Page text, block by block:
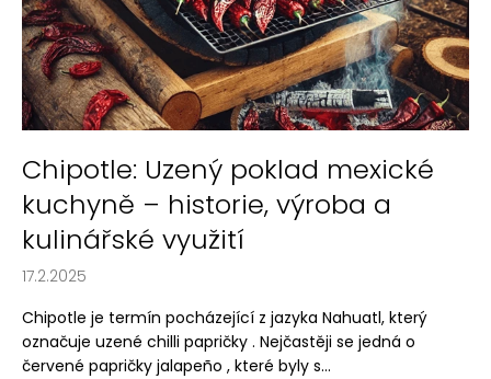
Chipotle: Uzený poklad mexické
kuchyně – historie, výroba a
kulinářské využití
17.2.2025
Chipotle je termín pocházející z jazyka Nahuatl, který
označuje uzené chilli papričky . Nejčastěji se jedná o
červené papričky jalapeño , které byly s...
HLEDAT
D
o
p
o
r
u
č
u
j